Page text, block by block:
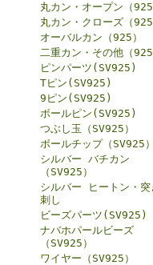
丸カン・オープン（925
丸カン・クローズ（925
オーバルカン（925）
二重カン・その他（925
ピンパーツ(SV925)
Tピン(SV925)
9ピン(SV925)
ボールピン(SV925)
つぶし玉（SV925）
ボールチップ（SV925）
シルバー バチカン
（SV925）
シルバー ヒートン・突
刺し
ビーズパーツ(SV925)
ナバホパールビーズ
（SV925）
ワイヤー（SV925）